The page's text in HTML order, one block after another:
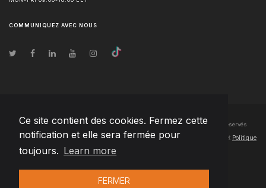
Ce site contient des cookies. Fermez cette
notification et elle sera fermée pour
toujours. Learn more
FERMER
COMMUNIQUEZ AVEC NOUS
© Droits d'auteur2026 Team Extension SA France- Tous les droits sont réservés
Changelog● En utilisant ce site, vous acceptez nos Conditions d'utilisation et Politique
de confidentialité